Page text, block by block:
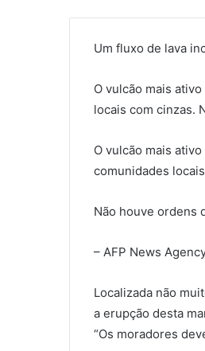
Um fluxo de lava
O vulcão mais
locais com cinzas.
O vulcão mais
comunidades
Não houve ordens
– AFP News
Localizada não
a erupção desta
“Os moradores